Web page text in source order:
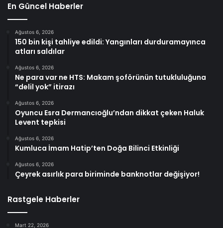
En Güncel Haberler
Ağustos 6, 2026
150 bin kişi tahliye edildi: Yangınları durduramayınca
atları saldılar
Ağustos 6, 2026
Ne para var ne HTS: Makam şoförünün tutukluluğuna
“delil yok” itirazı
Ağustos 6, 2026
Oyuncu Esra Dermancıoğlu’ndan dikkat çeken Haluk
Levent tepkisi
Ağustos 6, 2026
Kumluca İmam Hatip’ten Doğa Bilinci Etkinliği
Ağustos 6, 2026
Çeyrek asırlık para biriminde banknotlar değişiyor!
Rastgele Haberler
Mart 22, 2026